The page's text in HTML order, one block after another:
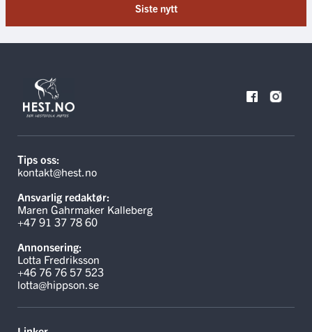
Siste nytt
Tips oss:
kontakt@hest.no
Ansvarlig redaktør:
Maren Gahrmaker Kalleberg
+47 91 37 78 60
Annonsering:
Lotta Fredriksson
+46 76 76 57 523
lotta@hippson.se